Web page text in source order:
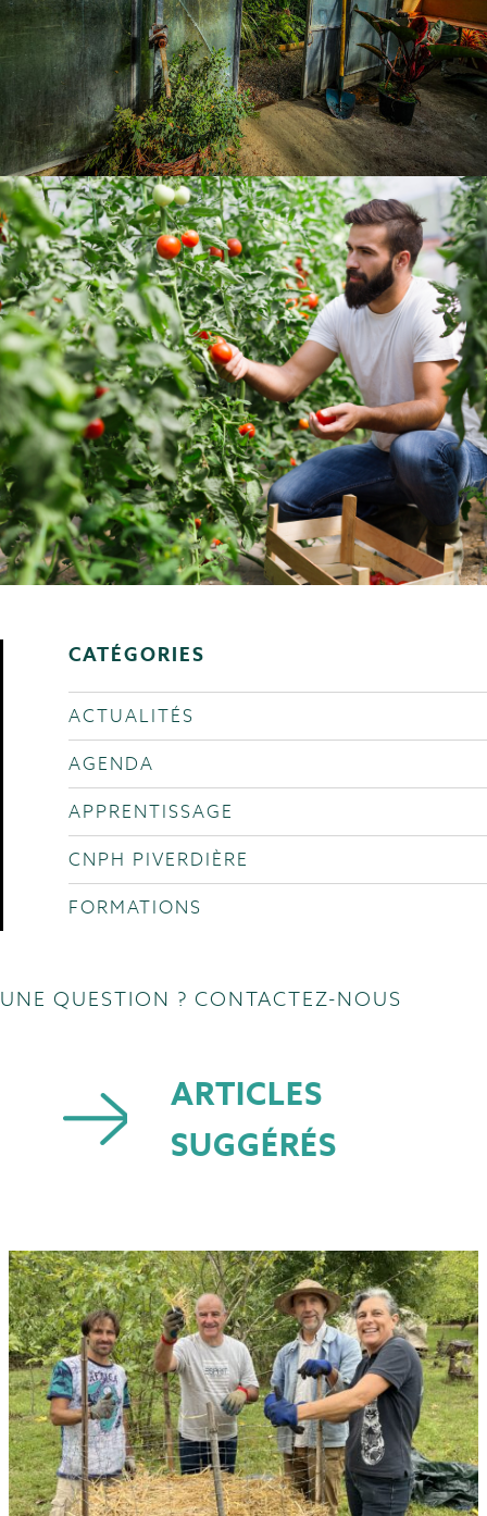
CATÉGORIES
ACTUALITÉS
AGENDA
APPRENTISSAGE
CNPH PIVERDIÈRE
FORMATIONS
UNE QUESTION ? CONTACTEZ-NOUS
ARTICLES
SUGGÉRÉS